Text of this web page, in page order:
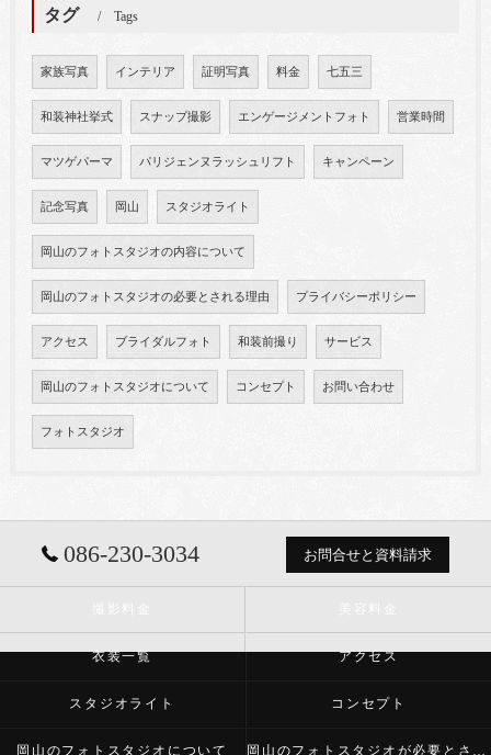
タグ Tags
家族写真 インテリア 証明写真 料金 七五三
和装神社挙式 スナップ撮影 エンゲージメントフォト 営業時間
マツゲパーマ パリジェンヌラッシュリフト キャンペーン
記念写真 岡山 スタジオライト
岡山のフォトスタジオの内容について
岡山のフォトスタジオの必要とされる理由 プライバシーポリシー
アクセス ブライダルフォト 和装前撮り サービス
岡山のフォトスタジオについて コンセプト お問い合わせ
フォトスタジオ
086-230-3034 お問合せと資料請求
衣装一覧 アクセス
スタジオライト コンセプト
岡山のフォトスタジオについて 岡山のフォトスタジオが必要とされる理由